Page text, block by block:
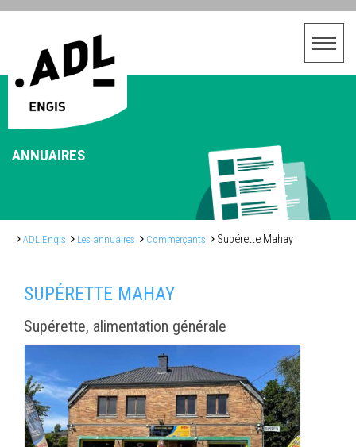
ANNUAIRES
ADL Engis Les annuaires Commerçants Supérette Mahay
SUPÉRETTE MAHAY
Supérette, alimentation générale